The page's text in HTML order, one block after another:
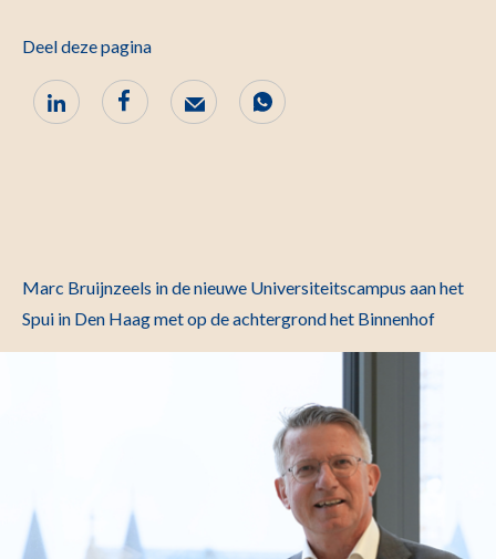
Deel deze pagina
Marc Bruijnzeels in de nieuwe Universiteitscampus aan het
Spui in Den Haag met op de achtergrond het Binnenhof